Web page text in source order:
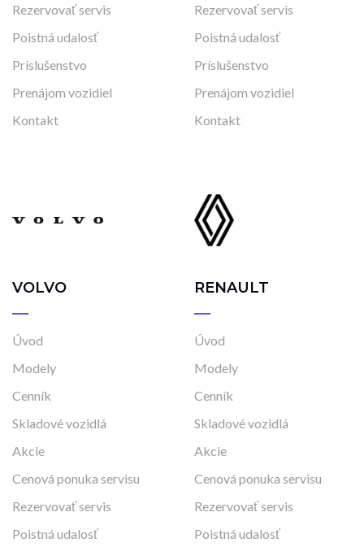
Rezervovať servis
Poistná udalosť
Príslušenstvo
Prenájom vozidiel
Kontakt
Rezervovať servis
Poistná udalosť
Príslušenstvo
Prenájom vozidiel
Kontakt
VOLVO
Úvod
Modely
Cenník
Skladové vozidlá
Akcie
Cenová ponuka servisu
Rezervovať servis
Poistná udalosť
RENAULT
Úvod
Modely
Cenník
Skladové vozidlá
Akcie
Cenová ponuka servisu
Rezervovať servis
Poistná udalosť